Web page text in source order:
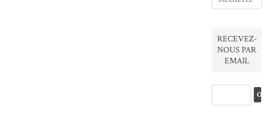
RECEVEZ-
NOUS PAR
EMAIL